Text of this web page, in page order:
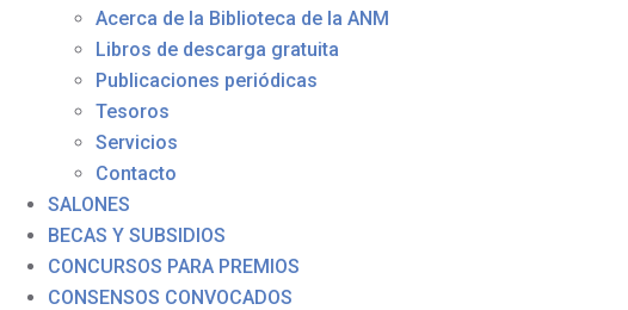
Acerca de la Biblioteca de la ANM
Libros de descarga gratuita
Publicaciones periódicas
Tesoros
Servicios
Contacto
SALONES
BECAS Y SUBSIDIOS
CONCURSOS PARA PREMIOS
CONSENSOS CONVOCADOS